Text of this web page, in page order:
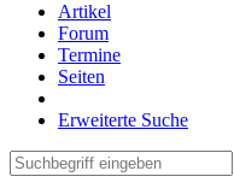
Artikel
Forum
Termine
Seiten
Erweiterte Suche